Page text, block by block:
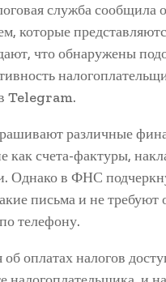
служба сообщила
которые
что обнаружены
Telegram.
различные
как счета-фактуры,
Однако в ФНС
письма и не требуют
телефону.
оплатах налогов